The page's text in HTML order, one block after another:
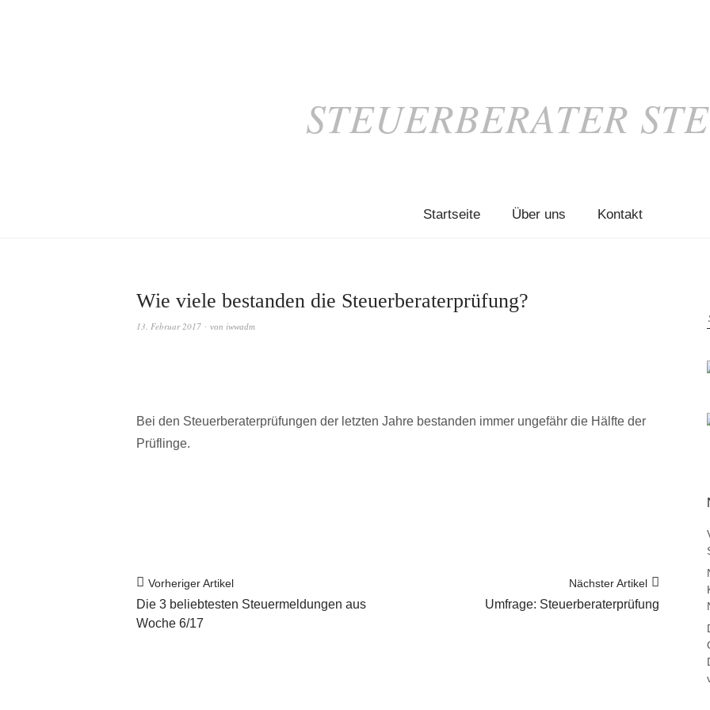
STEUERBERATER
Startseite Über uns Kontakt
Wie viele bestanden die Steuerberaterprüfung?
13. Februar 2017 von iwwadm
Bei den Steuerberaterprüfungen der letzten Jahre bestanden immer ungefähr die Hälfte der
Prüflinge.
Vorheriger Artikel
Die 3 beliebtesten Steuermeldungen aus
Woche 6/17
Nächster Artikel
Umfrage: Steuerberaterprüfung